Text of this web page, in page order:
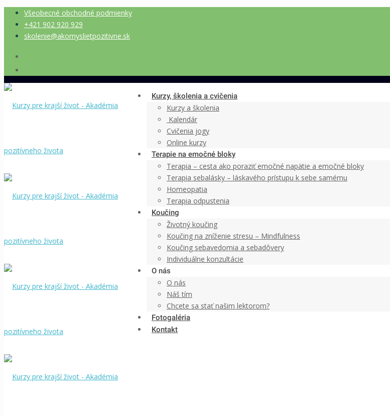
Všeobecné obchodné podmienky
+421 902 920 929
skolenie@akomyslietpozitivne.sk
Kurzy, školenia a cvičenia
Kurzy a školenia
Kalendár
Cvičenia jogy
Online kurzy
Terapie na emočné bloky
Terapia – cesta ako poraziť emočné napätie a emočné bloky
Terapia sebalásky – láskavého prístupu k sebe samému
Homeopatia
Terapia odpustenia
Koučing
Životný koučing
Koučing na zníženie stresu – Mindfulness
Koučing sebavedomia a sebadôvery
Individuálne konzultácie
O nás
O nás
Náš tím
Chcete sa stať našim lektorom?
Fotogaléria
Kontakt